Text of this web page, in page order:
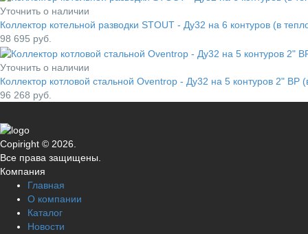
Уточнить о наличии
Коллектор котельной разводки STOUT - Ду32 на 6 контуров (в
98 695 руб.
Уточнить о наличии
Коллектор котловой стальной Oventrop - Ду32 на 5 контуров 2"
96 268 руб.
Copiright © 2026.
Все права защищены.
Компания
Главная
О компании
Каталог
Новости